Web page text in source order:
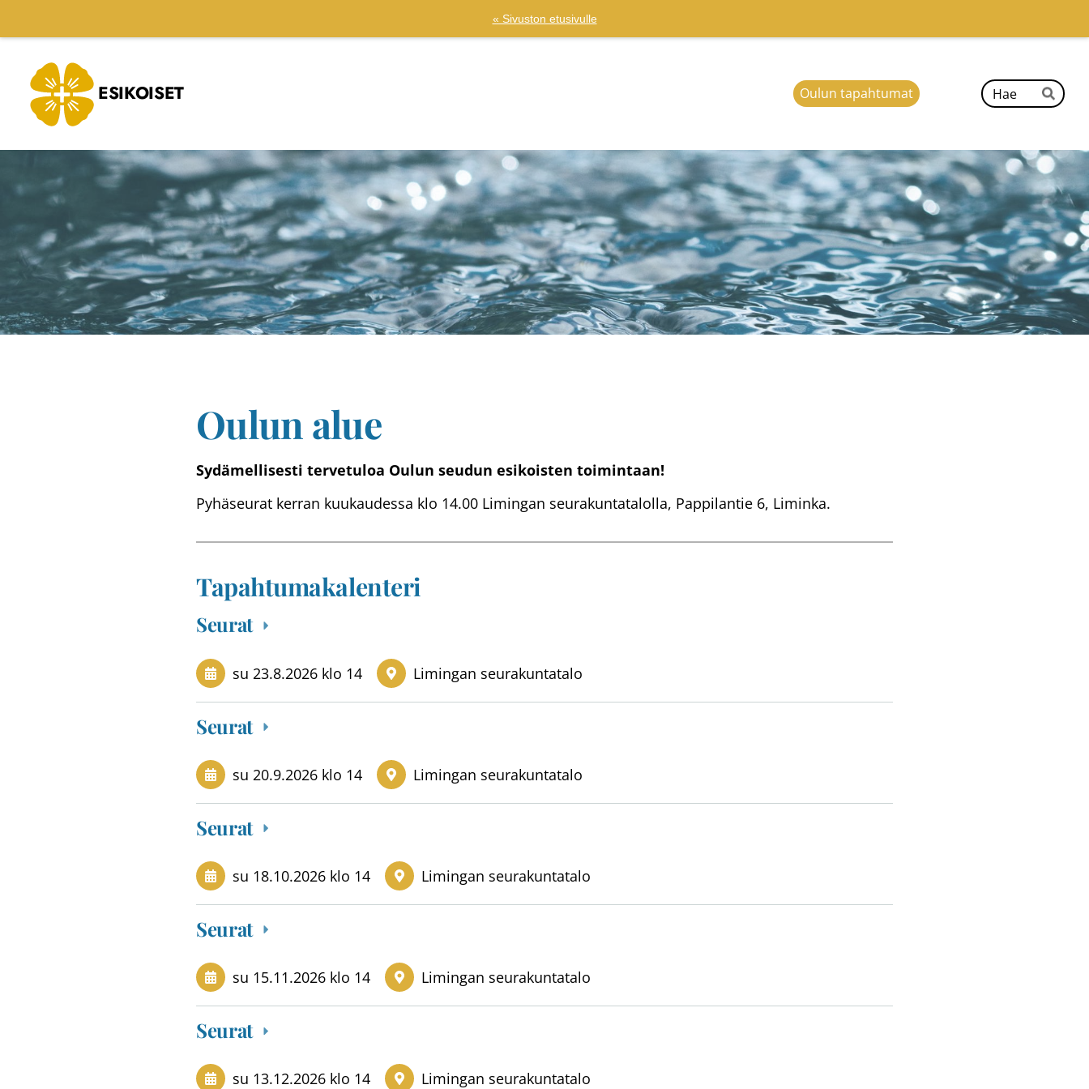
sivun
sisältöön
« Sivuston etusivulle
ESIKOISET Oulun tapahtumat
Hae
Oulun alue
Sydämellisesti tervetuloa Oulun seudun esikoisten toimintaan!
Pyhäseurat kerran kuukaudessa klo 14.00 Limingan seurakuntatalolla, Pappilantie 6, Liminka.
Tapahtumakalenteri
Seurat
su 23.8.2026 klo 14 Limingan seurakuntatalo
Seurat
su 20.9.2026 klo 14 Limingan seurakuntatalo
Seurat
su 18.10.2026 klo 14 Limingan seurakuntatalo
Seurat
su 15.11.2026 klo 14 Limingan seurakuntatalo
Seurat
su 13.12.2026 klo 14 Limingan seurakuntatalo